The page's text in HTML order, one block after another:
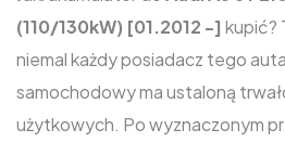
(110/130kW) [01.2012 -] kupić?
niemal każdy posiadacz tego
samochodowy ma ustaloną
użytkowych. Po wyznaczonym